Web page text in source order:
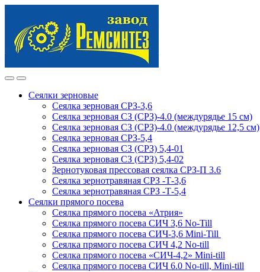
navigation
content
Сеялки зерновые
Сеялка зерновая СРЗ-3,6
Сеялка зерновая СЗ (СРЗ)-4.0 (междурядье 15 см)
Сеялка зерновая СЗ (СРЗ)-4.0 (междурядье 12,5 см)
Сеялка зерновая СРЗ-5,4
Сеялка зерновая СЗ (СРЗ) 5,4-01
Сеялка зерновая СЗ (СРЗ) 5,4-02
Зернотуковая прессовая сеялка СРЗ-П 3.6
Сеялка зернотравяная СРЗ -Т-3,6
Сеялка зернотравяная СРЗ -Т-5,4
Сеялки прямого посева
Сеялка прямого посева «Атрия»
Сеялка прямого посева СИЧ 3,6 No-Till
Сеялка прямого посева СИЧ-3,6 Mini-Till
Сеялка прямого посева СИЧ 4,2 No-till
Сеялка прямого посева «СИЧ-4,2» Mini-till
Сеялка прямого посева СИЧ 6.0 No-till, Mini-till